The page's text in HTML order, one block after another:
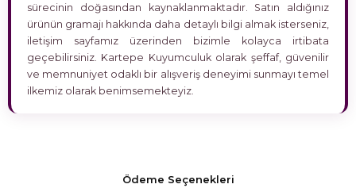
sürecinin doğasından kaynaklanmaktadır. Satın aldığınız
ürünün gramajı hakkında daha detaylı bilgi almak isterseniz,
iletişim sayfamız üzerinden bizimle kolayca irtibata
geçebilirsiniz. Kartepe Kuyumculuk olarak şeffaf, güvenilir
ve memnuniyet odaklı bir alışveriş deneyimi sunmayı temel
ilkemiz olarak benimsemekteyiz.
Ödeme Seçenekleri